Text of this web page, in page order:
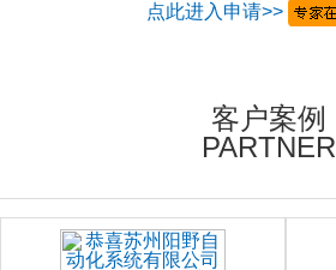
点此进入申请>>
客户案例
PARTNER